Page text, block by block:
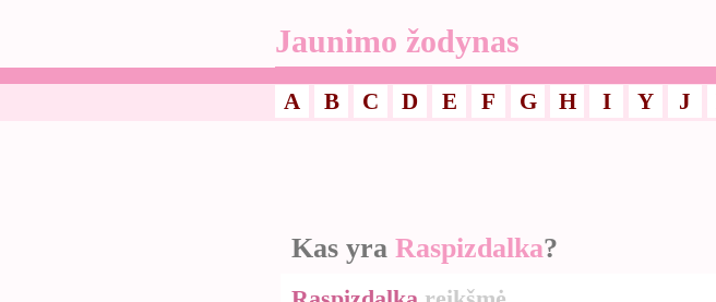
Jaunimo žodynas
A B C D E F G H I Y J
Kas yra Raspizdalka?